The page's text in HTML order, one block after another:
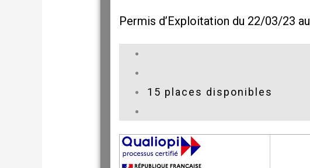
Permis d’Exploitation du 22/03/23
15 places disponibles